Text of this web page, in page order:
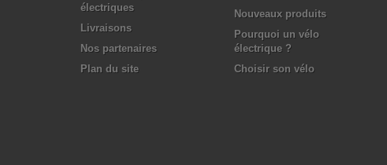
électriques
Livraisons
Nos partenaires
Plan du site
Nouveaux produits
Pourquoi un vélo
électrique ?
Choisir son vélo